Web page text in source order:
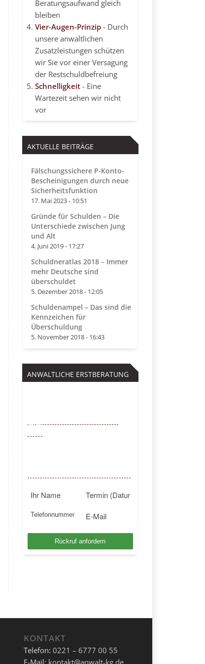
Beratungsaufwand gleich
bleiben
Vier-Augen-Prinzip- Durch
unsere anwaltlichen
Zusatzleistungen schützen
wir Sie vor einer Versagung
der Restschuldbefreiung
Schnelligkeit- Eine
Wartezeit sehen wir nicht
vor
AKTUELLE BEITRÄGE
Fälschungssichere P-Konto-
Bescheinigungen durch neue
Sicherheitsfunktion
17. Mai 2023 - 10:51
Gründe für Schulden – Die
Unterschiede zwischen Jung
und Alt
4. Juni 2019 - 17:27
Schuldneratlas 2018 – Immer
mehr Deutsche sind
überschuldet
5. Dezember 2018 - 12:05
Schuldenampel – Das sind die
Kennzeichen für
Überschuldung
5. November 2018 - 16:43
ANWALTLICHE ERSTBERATUNG
55
KONTAKT
Telefon: 0221 – 6777 00 55
E-Mail: kontakt@anwalt-kg.de